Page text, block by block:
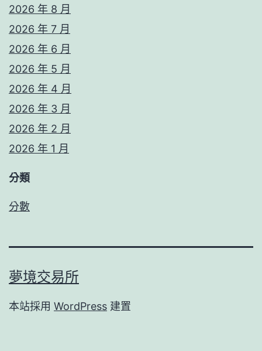
2026 年 8 月
2026 年 7 月
2026 年 6 月
2026 年 5 月
2026 年 4 月
2026 年 3 月
2026 年 2 月
2026 年 1 月
分類
分數
夢境交易所
本站採用 WordPress 建置